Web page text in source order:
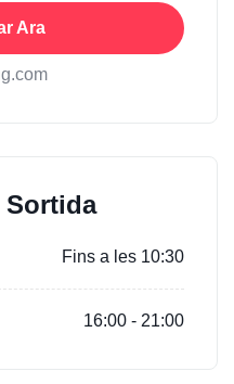
Ara
Sortida
Fins a les 10:30
16:00 - 21:00